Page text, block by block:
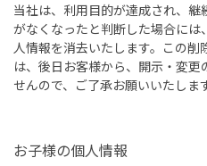
当社は、利用目的が達成され、
がなくなったと判断した場合に
人情報を消去いたします。この削
は、後日お客様から、開示・変
せんので、ご了承お願いいたしま
お子様の個人情報